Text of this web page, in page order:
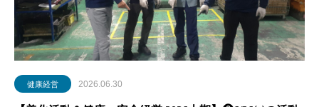
健康経営 2026.06.30